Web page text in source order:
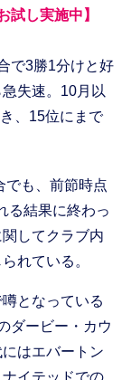
試し実施中】
で3勝1分けと好
失速。10月以
、15位にまで
も、前節時点
る結果に終わっ
してクラブ内
れている。
となっている
ダービー・カウ
はエバートン